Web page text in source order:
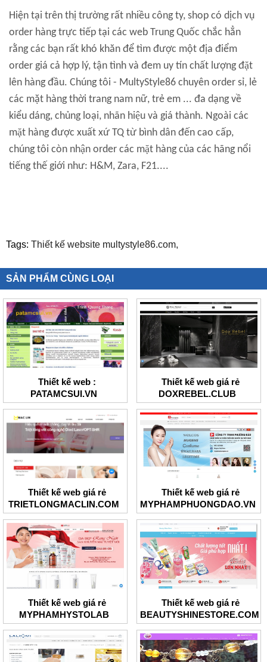
Hiện tại trên thị trường rất nhiều công ty, shop có dịch vụ
order hàng trực tiếp tại các web Trung Quốc chắc hẳn
rằng các bạn rất khó khăn để tìm được một địa điểm
order giá cả hợp lý, tận tình và đem uy tín chất lượng đặt
lên hàng đầu. Chúng tôi - MultyStyle86 chuyên order sỉ, lẻ
các mặt hàng thời trang nam nữ, trẻ em ... đa dạng về
kiểu dáng, chủng loại, nhãn hiệu và giá thành. Ngoài các
mặt hàng được xuất xứ TQ từ bình dân đến cao cấp,
chúng tôi còn nhận order các mặt hàng của các hãng nổi
tiếng thế giới như: H&M, Zara, F21....
Tags: Thiết kế website multystyle86.com,
SẢN PHẨM CÙNG LOẠI
Thiết kế web :
PATAMCSUI.VN
Thiết kế web giá rẻ
DOXREBEL.CLUB
Thiết kế web giá rẻ
TRIETLONGMACLIN.COM
Thiết kế web giá rẻ
MYPHAMPHUONGDAO.VN
Thiết kế web giá rẻ
MYPHAMHYSTOLAB
Thiết kế web giá rẻ
BEAUTYSHINESTORE.COM